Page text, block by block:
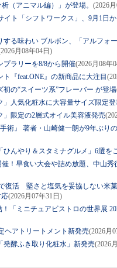
（アニマル編）」が登場。 (2026
イト「シフトワークス」、9月1日
る味わい ブルボン、「アルフォ
月08年04日)
ラリーを8/8から開催(2026月08年
『feat.ONE』の新商品に大注目
の“スイーツ系”フレーバー が登場
人気化粧水に大容量サイズ限定
限定の2層式オイル美容液発売
術』 著者・山崎健一朗が9年ぶり
んやり＆スタミナグルメ」6選を
！早食い大会や詰め放題、中山秀
復活 堅さと塩気を妥協しない米菓
応(2026月07年31日)
「ミニチュアビストロの世界展
ヘアトリートメント新発売(2026月
発酵ふき取り化粧水」新発売(2026